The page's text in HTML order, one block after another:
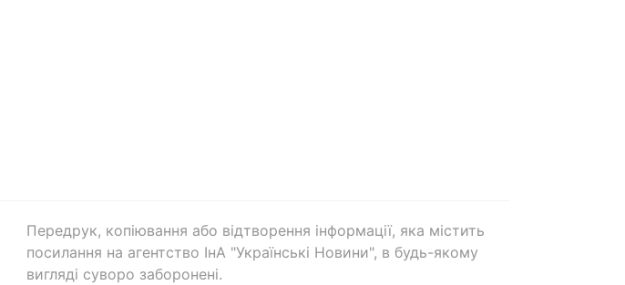
Передрук, копіювання або відтворення інформації, яка містить
посилання на агентство ІнА "Українські Новини", в будь-якому
вигляді суворо заборонені.